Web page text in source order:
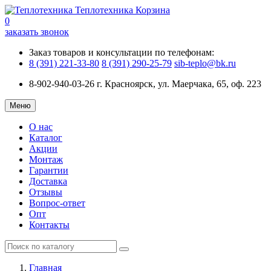
Теплотехника Корзина
0
заказать звонок
Заказ товаров и консультации по телефонам:
8 (391) 221-33-80 8 (391) 290-25-79 sib-teplo@bk.ru
8-902-940-03-26 г. Красноярск, ул. Маерчака, 65, оф. 223
Меню
О нас
Каталог
Акции
Монтаж
Гарантии
Доставка
Отзывы
Вопрос-ответ
Опт
Контакты
Главная